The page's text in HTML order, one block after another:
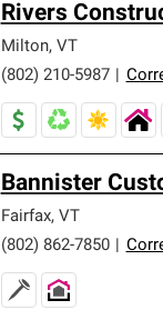
Rivers
Milton, VT
(802) 210-5987
Bannister
Fairfax, VT
(802) 862-7850